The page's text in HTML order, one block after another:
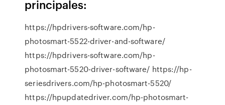
principales:
https://hpdrivers-software.com/hp-
photosmart-5522-driver-and-software/
https://hpdrivers-software.com/hp-
photosmart-5520-driver-software/ https://hp-
seriesdrivers.com/hp-photosmart-5520/
https://hpupdatedriver.com/hp-photosmart-